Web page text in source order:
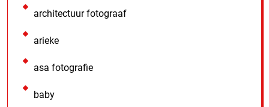
architectuur fotograaf
arieke
asa fotografie
baby